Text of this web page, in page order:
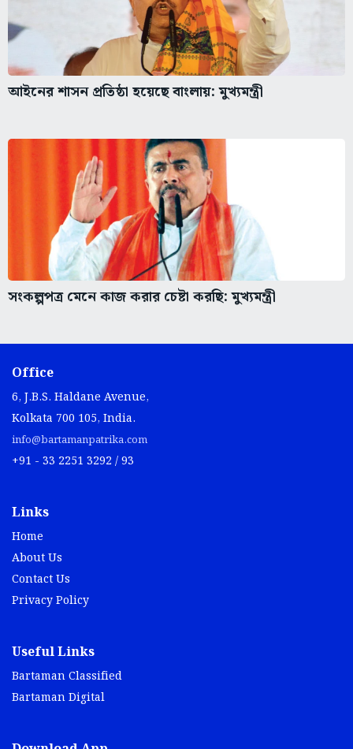
আইনের শাসন প্রতিষ্ঠা হয়েছে বাংলায়: মুখ্যমন্ত্রী
সংকল্পপত্র মেনে কাজ করার চেষ্টা করছি: মুখ্যমন্ত্রী
Office
6, J.B.S. Haldane Avenue,
Kolkata 700 105, India.
info@bartamanpatrika.com
+91 - 33 2251 3292 / 93
Links
Home
About Us
Contact Us
Privacy Policy
Useful Links
Bartaman Classified
Bartaman Digital